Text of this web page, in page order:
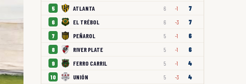
5 ATLANTA 6 -1 7
6 EL TRÉBOL 6 -3 7
7 PEÑAROL 5 -1 6
8 RIVER PLATE 5 -1 6
9 FERRO CARRIL 5 -1 4
10 UNIÓN 5 -3 4